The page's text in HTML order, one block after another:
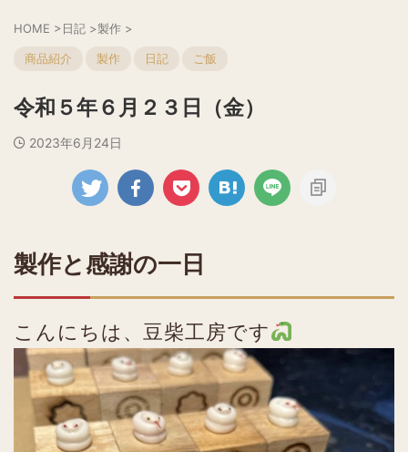
HOME >日記 >製作 >
商品紹介 製作 日記 ご飯
令和５年６月２３日（金）
2023年6月24日
製作と感謝の一日
こんにちは、豆柴工房です